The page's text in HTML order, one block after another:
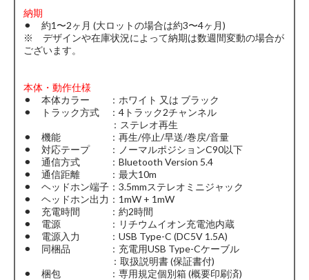
納期
⚫︎ 約1〜2ヶ月 (大ロットの場合は約3〜4ヶ月)
※ デザインや在庫状況によって納期は数週間変動の場合が
ございます。
本体・動作仕様
⚫︎ 本体カラー ：ホワイト 又は ブラック
⚫︎ トラック方式 ：4トラック2チャンネル
：ステレオ再生
⚫︎ 機能 ：再生/停止/早送/巻戻/音量
⚫︎ 対応テープ ：ノーマルポジションC90以下
⚫︎ 通信方式 ：Bluetooth Version 5.4
⚫︎ 通信距離 ：最大10m
⚫︎ ヘッドホン端子：3.5mmステレオミニジャック
⚫︎ ヘッドホン出力：1mW + 1mW
⚫︎ 充電時間 ：約2時間
⚫︎ 電源 ：リチウムイオン充電池内蔵
⚫︎ 電源入力 ：USB Type-C (DC5V 1.5A)
⚫︎ 同梱品 ：充電用USB Type-Cケーブル
：取扱説明書 (保証書付)
⚫︎ 梱包 ：専用規定個別箱 (概要印刷済)